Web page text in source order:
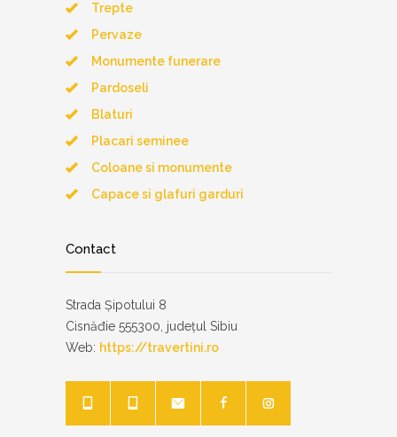
Trepte
Pervaze
Monumente funerare
Pardoseli
Blaturi
Placari seminee
Coloane si monumente
Capace si glafuri garduri
Contact
Strada Șipotului 8
Cisnăđie 555300, județul Sibiu
Web: https://travertini.ro